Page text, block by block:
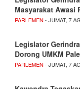
Masyarakat Awasi
PARLEMEN - JUMAT, 7
Legislator
Dorong UMKM
PARLEMEN - JUMAT, 7